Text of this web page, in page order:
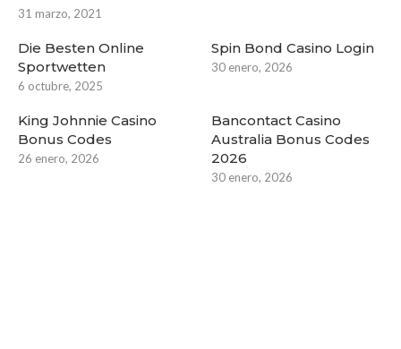
31 marzo, 2021
Die Besten Online
Sportwetten
6 octubre, 2025
Spin Bond Casino Login
30 enero, 2026
King Johnnie Casino
Bonus Codes
26 enero, 2026
Bancontact Casino
Australia Bonus Codes
2026
30 enero, 2026